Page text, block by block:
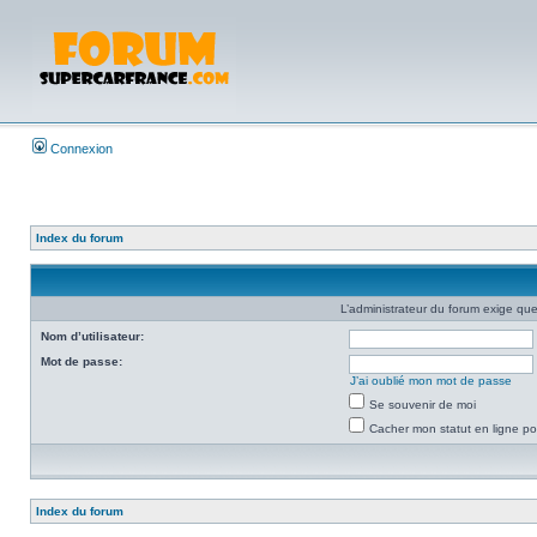
Connexion
Index du forum
L’administrateur du forum exige
Nom d’utilisateur:
Mot de passe:
J’ai oublié mon mot de passe
Se souvenir de moi
Cacher mon statut en ligne
Index du forum